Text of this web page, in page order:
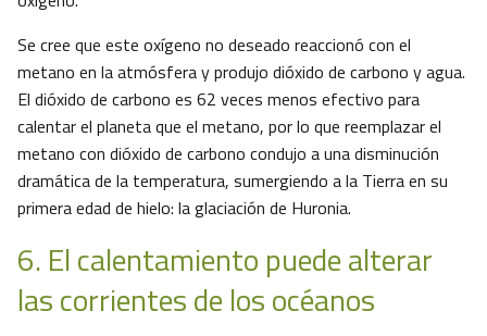
Se cree que este oxígeno no deseado reaccionó con el
metano en la atmósfera y produjo dióxido de carbono y agua.
El dióxido de carbono es 62 veces menos efectivo para
calentar el planeta que el metano, por lo que reemplazar el
metano con dióxido de carbono condujo a una disminución
dramática de la temperatura, sumergiendo a la Tierra en su
primera edad de hielo: la glaciación de Huronia.
6. El calentamiento puede alterar
las corrientes de los océanos